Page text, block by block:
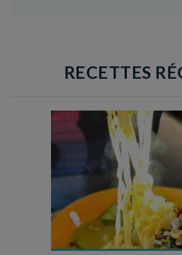
RECETTES
Temps de préparation
Temps de cuisson :
Nombre de